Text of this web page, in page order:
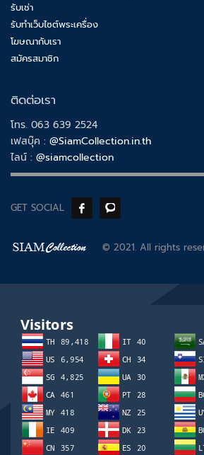
รับเช่า
รับทำเว็บไซต์พระเครื่อง
โฆษณากับเรา
สมัครสมาชิก
ติดต่อเรา
โทร. 063 639 2524
เฟสบุ๊ค : @SiamCollection.in.th
ไลน์ : @siamcollection
GET SOCIAL
© 2021. All rights